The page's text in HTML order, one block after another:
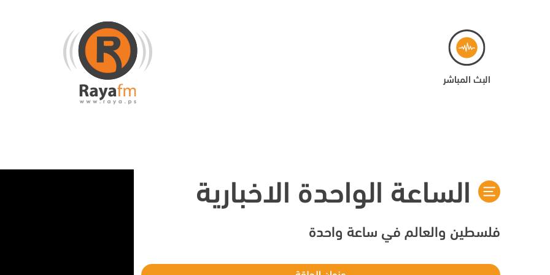
البث المباشر
الساعة الواحدة الاخبارية
فلسطين والعالم في ساعة واحدة